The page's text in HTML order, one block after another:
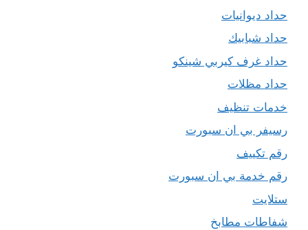
حداد ديوانيات
حداد شبابيك
حداد غرف كيربي شينكو
حداد مظلات
خدمات تنظيف
رسيفر بي ان سبورت
رقم تكييف
رقم خدمة بي ان سبورت
ستلايت
شفاطات مطابخ